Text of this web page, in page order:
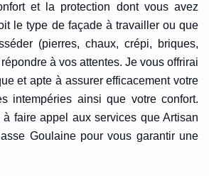
et la protection dont vous avez
le type de façade à travailler ou que
(pierres, chaux, crépi, briques,
à vos attentes. Je vous offrirai
et apte à assurer efficacement votre
intempéries ainsi que votre confort.
à faire appel aux services que Artisan
Goulaine pour vous garantir une